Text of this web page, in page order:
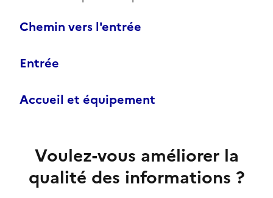
Chemin vers l'entrée
Entrée
Accueil et équipement
Voulez-vous améliorer la
qualité des informations ?